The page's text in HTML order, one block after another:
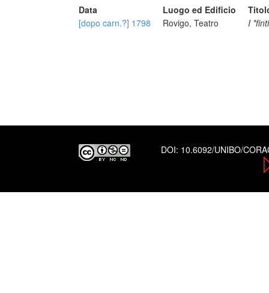
Data Luogo ed Edificio
[dopo carn.?] 1798
Rovigo, Teatro I
DOI: 10.6092/UNIBO/